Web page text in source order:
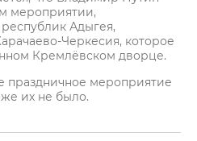
мероприятии,
Адыгея,
Черкесия, которое
Кремлёвском дворце.
праздничное мероприятие
их не было.